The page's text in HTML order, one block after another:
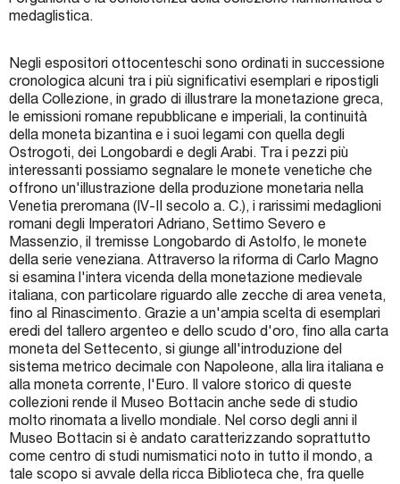
medaglistica.
Negli espositori ottocenteschi sono ordinati in successione
cronologica alcuni tra i più significativi esemplari e ripostigli
della Collezione, in grado di illustrare la monetazione greca,
le emissioni romane repubblicane e imperiali, la continuità
della moneta bizantina e i suoi legami con quella degli
Ostrogoti, dei Longobardi e degli Arabi. Tra i pezzi più
interessanti possiamo segnalare le monete venetiche che
offrono un'illustrazione della produzione monetaria nella
Venetia preromana (IV-II secolo a. C.), i rarissimi medaglioni
romani degli Imperatori Adriano, Settimo Severo e
Massenzio, il tremisse Longobardo di Astolfo, le monete
della serie veneziana. Attraverso la riforma di Carlo Magno
si esamina l'intera vicenda della monetazione medievale
italiana, con particolare riguardo alle zecche di area veneta,
fino al Rinascimento. Grazie a un'ampia scelta di esemplari
eredi del tallero argenteo e dello scudo d'oro, fino alla carta
moneta del Settecento, si giunge all'introduzione del
sistema metrico decimale con Napoleone, alla lira italiana e
alla moneta corrente, l'Euro. Il valore storico di queste
collezioni rende il Museo Bottacin anche sede di studio
molto rinomata a livello mondiale. Nel corso degli anni il
Museo Bottacin si è andato caratterizzando soprattutto
come centro di studi numismatici noto in tutto il mondo, a
tale scopo si avvale della ricca Biblioteca che, fra quelle